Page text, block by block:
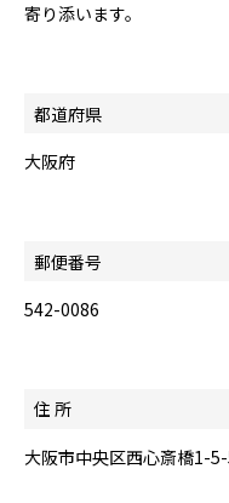
寄り添います。
都道府県
大阪府
郵便番号
542-0086
住 所
大阪市中央区西心斎橋1-